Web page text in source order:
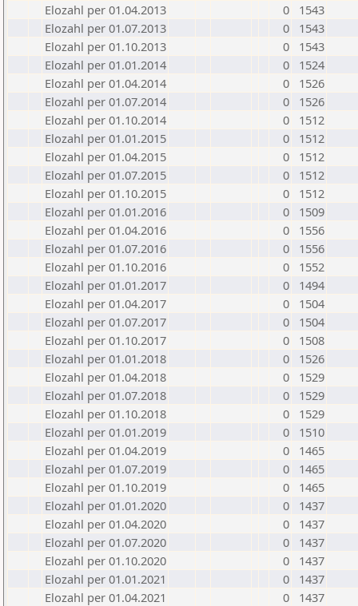
Elozahl per 01.04.2013
0
1543
Elozahl per 01.07.2013
0
1543
Elozahl per 01.10.2013
0
1543
Elozahl per 01.01.2014
0
1524
Elozahl per 01.04.2014
0
1526
Elozahl per 01.07.2014
0
1526
Elozahl per 01.10.2014
0
1512
Elozahl per 01.01.2015
0
1512
Elozahl per 01.04.2015
0
1512
Elozahl per 01.07.2015
0
1512
Elozahl per 01.10.2015
0
1512
Elozahl per 01.01.2016
0
1509
Elozahl per 01.04.2016
0
1556
Elozahl per 01.07.2016
0
1556
Elozahl per 01.10.2016
0
1552
Elozahl per 01.01.2017
0
1494
Elozahl per 01.04.2017
0
1504
Elozahl per 01.07.2017
0
1504
Elozahl per 01.10.2017
0
1508
Elozahl per 01.01.2018
0
1526
Elozahl per 01.04.2018
0
1529
Elozahl per 01.07.2018
0
1529
Elozahl per 01.10.2018
0
1529
Elozahl per 01.01.2019
0
1510
Elozahl per 01.04.2019
0
1465
Elozahl per 01.07.2019
0
1465
Elozahl per 01.10.2019
0
1465
Elozahl per 01.01.2020
0
1437
Elozahl per 01.04.2020
0
1437
Elozahl per 01.07.2020
0
1437
Elozahl per 01.10.2020
0
1437
Elozahl per 01.01.2021
0
1437
Elozahl per 01.04.2021
0
1437